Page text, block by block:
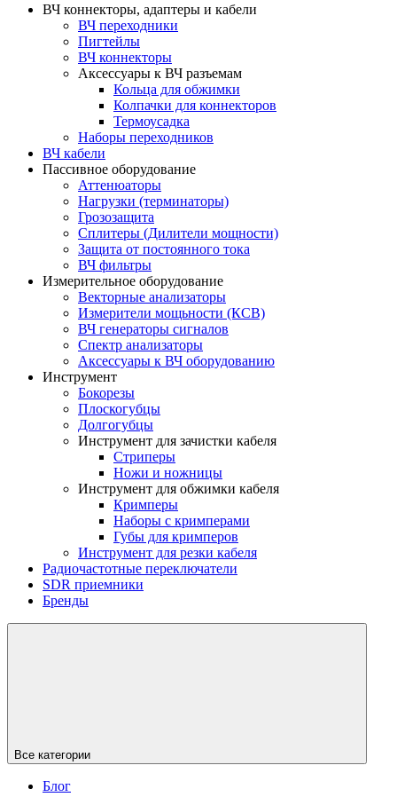
ВЧ коннекторы, адаптеры и кабели
ВЧ переходники
Пигтейлы
ВЧ коннекторы
Аксессуары к ВЧ разъемам
Кольца для обжимки
Колпачки для коннекторов
Термоусадка
Наборы переходников
ВЧ кабели
Пассивное оборудование
Аттенюаторы
Нагрузки (терминаторы)
Грозозащита
Сплитеры (Дилители мощности)
Защита от постоянного тока
ВЧ фильтры
Измерительное оборудование
Векторные анализаторы
Измерители мощьности (КСВ)
ВЧ генераторы сигналов
Спектр анализаторы
Аксессуары к ВЧ оборудованию
Инструмент
Бокорезы
Плоскогубцы
Долгогубцы
Инструмент для зачистки кабеля
Стриперы
Ножи и ножницы
Инструмент для обжимки кабеля
Кримперы
Наборы с кримперами
Губы для кримперов
Инструмент для резки кабеля
Радиочастотные переключатели
SDR приемники
Бренды
Все категории
Блог